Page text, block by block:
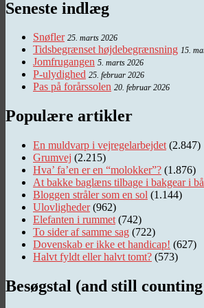
Seneste indlæg
Snøfler 25. marts 2026
Tidsbegrænset højdebegrænsning 15.
Jomfrugangen 5. marts 2026
P-ulydighed 25. februar 2026
Pas på forårssolen 20. februar 2026
Populære artikler
En muldvarp i vejregelarbejdet (2.847)
Grumvej (2.215)
Hva’ fa’en er en “molokker”? (1.876)
At bakke baglæns tilbage i bakgear i
Bloggen stråler som en sol (1.144)
Ulovligheder (962)
Elefanten i rummet (742)
To sider af samme sag (722)
Dovenskab er ikke et handicap! (627)
Halvt fyldt eller halvt tomt? (573)
Besøgstal (and still